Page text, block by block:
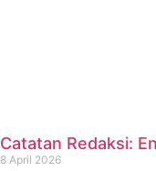
Catatan Redaksi:
8 April 2026